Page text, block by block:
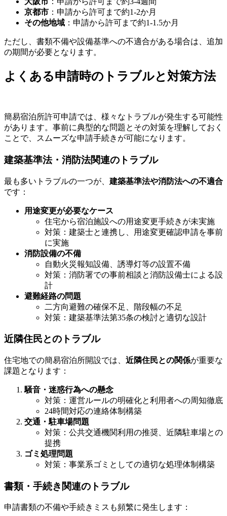
京都市 ：申請から許可まで約1-2か月
その他地域 ：申請から許可まで約1-1.5か月
ただし、書類不備や設備基準への不適合がある場合は、追加
の期間が必要となります。
よくある申請時のトラブルと対策方法
簡易宿泊所許可申請では、様々なトラブルが発生する可能性
があります。事前に典型的な問題とその対策を理解しておく
ことで、スムーズな申請手続きが可能になります。
建築基準法・消防法関連のトラブル
最も多いトラブルの一つが、 建築基準法や消防法への不適合
です：
用途変更が必要なケース
住宅から宿泊施設への用途変更手続きが未実施
対策：建築士と連携し、用途変更確認申請を事前
に実施
消防設備の不備
自動火災報知設備、誘導灯等の設置不備
対策：消防署での事前相談と消防設備士による設
計
避難経路の問題
二方向避難の確保不足、階段幅の不足
対策：建築基準法第35条の検討と適切な設計
近隣住民とのトラブル
住宅地での簡易宿泊所開設では、 近隣住民との関係が重要な
課題となります：
騒音・迷惑行為への懸念
対策：運営ルールの明確化と利用者への周知徹底
24時間対応の連絡体制構築
交通・駐車場問題
対策：公共交通機関利用の推奨、近隣駐車場との
提携
ゴミ処理問題
対策：事業系ゴミとしての適切な処理体制構築
書類・手続き関連のトラブル
申請書類の不備や手続きミスも頻繁に発生します：